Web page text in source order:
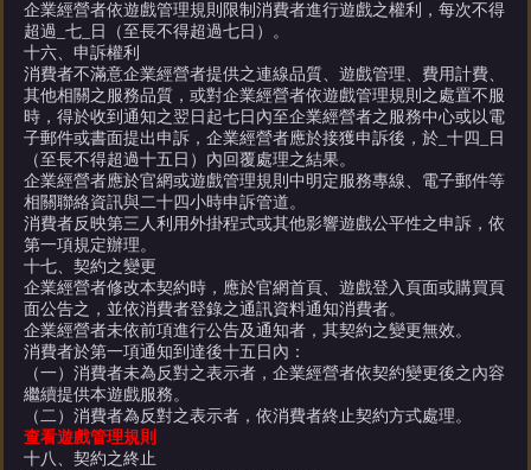
企業經營者依遊戲管理規則限制消費者進行遊戲之權利，每次不得
超過_七_日（至長不得超過七日）。
十六、申訴權利
消費者不滿意企業經營者提供之連線品質、遊戲管理、費用計費、
其他相關之服務品質，或對企業經營者依遊戲管理規則之處置不服
時，得於收到通知之翌日起七日內至企業經營者之服務中心或以電
子郵件或書面提出申訴，企業經營者應於接獲申訴後，於_十四_日
（至長不得超過十五日）內回覆處理之結果。
企業經營者應於官網或遊戲管理規則中明定服務專線、電子郵件等
相關聯絡資訊與二十四小時申訴管道。
消費者反映第三人利用外掛程式或其他影響遊戲公平性之申訴，依
第一項規定辦理。
十七、契約之變更
企業經營者修改本契約時，應於官網首頁、遊戲登入頁面或購買頁
面公告之，並依消費者登錄之通訊資料通知消費者。
企業經營者未依前項進行公告及通知者，其契約之變更無效。
消費者於第一項通知到達後十五日內：
（一）消費者未為反對之表示者，企業經營者依契約變更後之內容
繼續提供本遊戲服務。
（二）消費者為反對之表示者，依消費者終止契約方式處理。
查看遊戲管理規則
十八、契約之終止